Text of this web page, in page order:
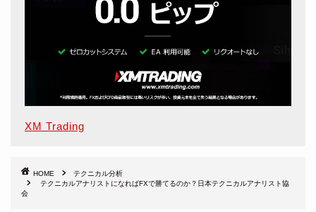
XM Trading
HOME
テクニカル分析
テクニカルアナリストになればFXで勝てるのか？日本テクニカルアナリスト協
会